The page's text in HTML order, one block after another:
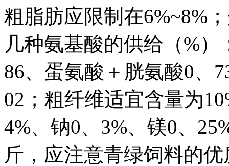
粗脂肪应限制在6%~8%
几种氨基酸的供给（%
86、蛋氨酸＋胱氨酸0、
02；粗纤维适宜含量为
4%、钠0、3%、镁0、
斤，应注意青绿饲料的